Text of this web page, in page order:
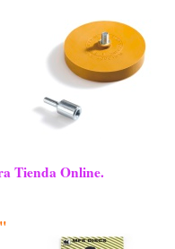
Tienda Online.